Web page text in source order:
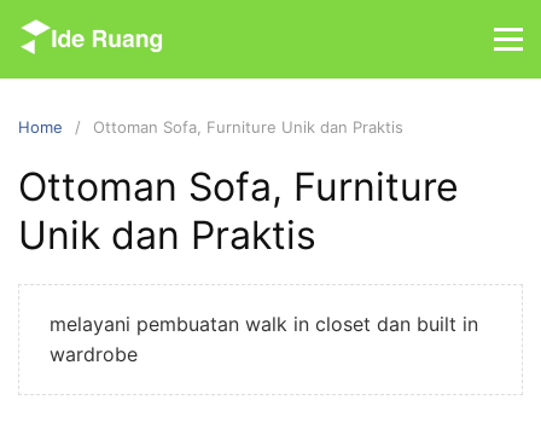
i
Home Ottoman Sofa, Furniture Unik dan Praktis
Ottoman Sofa, Furniture
Unik dan Praktis
melayani pembuatan walk in closet dan built in
wardrobe